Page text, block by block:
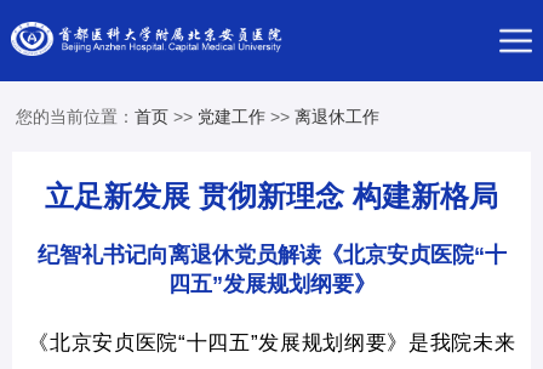
您的当前位置：首页 >> 党建工作 >>离退休工作
立足新发展 贯彻新理念 构建新格局
纪智礼书记向离退休党员解读《北京安贞医院“十
四五”发展规划纲要》
《北京安贞医院“十四五”发展规划纲要》是我院未来